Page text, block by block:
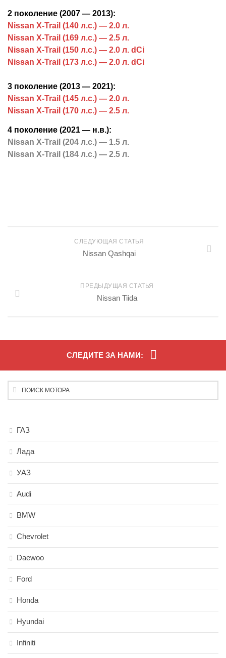
2 поколение (2007 — 2013):
Nissan X-Trail (140 л.с.) — 2.0 л.
Nissan X-Trail (169 л.с.) — 2.5 л.
Nissan X-Trail (150 л.с.) — 2.0 л. dCi
Nissan X-Trail (173 л.с.) — 2.0 л. dCi
3 поколение (2013 — 2021):
Nissan X-Trail (145 л.с.) — 2.0 л.
Nissan X-Trail (170 л.с.) — 2.5 л.
4 поколение (2021 — н.в.):
Nissan X-Trail (204 л.с.) — 1.5 л.
Nissan X-Trail (184 л.с.) — 2.5 л.
СЛЕДУЮЩАЯ СТАТЬЯ
Nissan Qashqai
ПРЕДЫДУЩАЯ СТАТЬЯ
Nissan Tiida
СЛЕДИТЕ ЗА НАМИ:
ГАЗ
Лада
УАЗ
Audi
BMW
Chevrolet
Daewoo
Ford
Honda
Hyundai
Infiniti